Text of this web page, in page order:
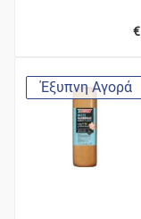
Έξυπνη Αγορά